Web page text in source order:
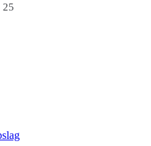
25